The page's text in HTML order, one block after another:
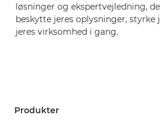
løsninger og ekspertvejledning,
beskytte jeres oplysninger, styrke
jeres virksomhed i gang.
Produkter